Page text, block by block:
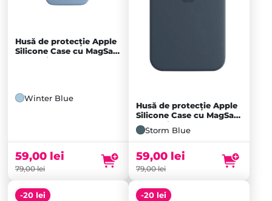
Husă de protecție Apple
Silicone Case cu MagSafe
pentru iPhone 15 Plus,
Winter Blue
79,00lei
59,00 lei
Husă de protecție Apple
Silicone Case cu MagSafe
pentru iPhone 15 Plus,
Storm Blue
Storm Blue
79,00lei
59,00 lei
-20 lei -20 lei